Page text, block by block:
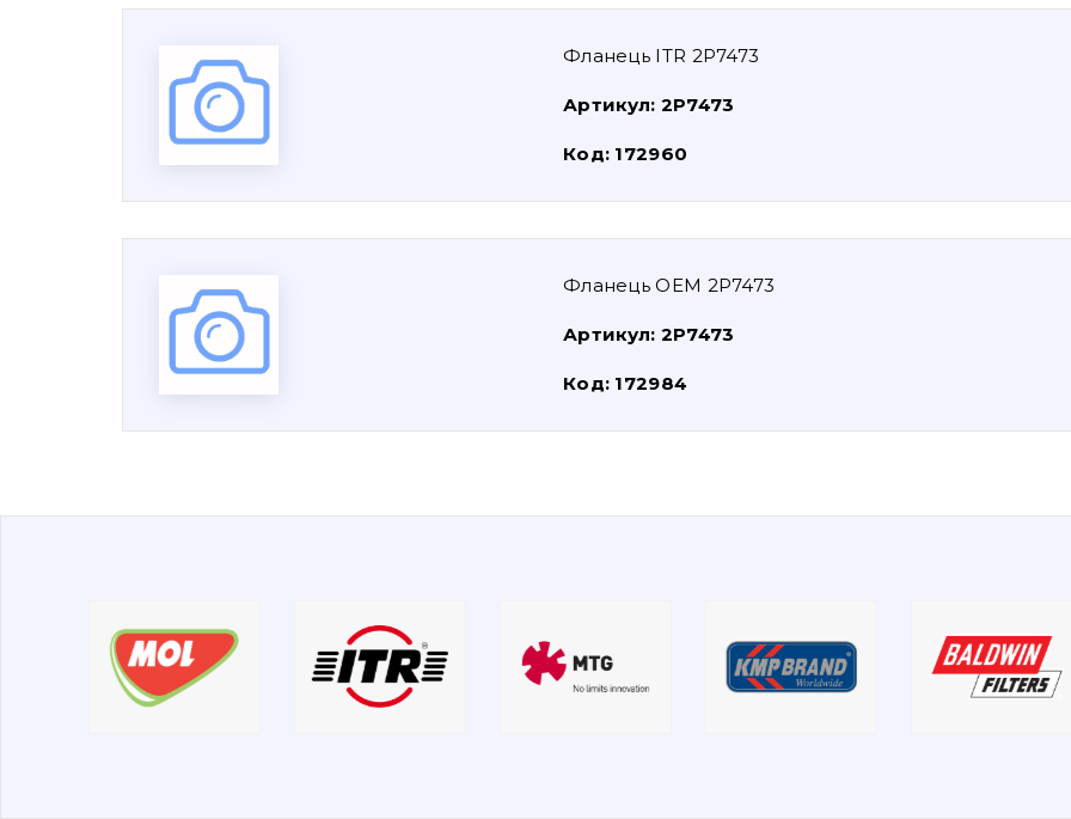
Фланець ITR 2P7473
Артикул: 2P7473
Код: 172960
Фланець OEM 2P7473
Артикул: 2P7473
Код: 172984